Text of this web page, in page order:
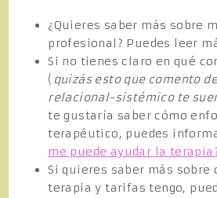
¿Quieres saber más sobre
profesional? Puedes leer
Si no tienes claro en qué
( quizás esto que comento
relacional-sistémico te
te gustaría saber cómo
terapéutico, puedes
me puede ayudar la
Si quieres saber más sobre
terapia y tarifas tengo,